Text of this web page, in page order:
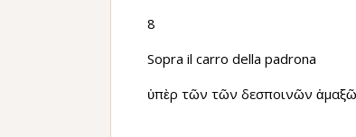
8
Sopra il carro della padrona
ὑπὲρ τῶν τῶν δεσποινῶν